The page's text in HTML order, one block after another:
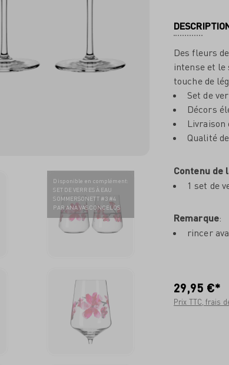
Disponible en complément:
SET DE VERRES À EAU
SOMMERSONETT #3 #4
PAR ANA VASCONCELOS
Des fleurs
intense et le
touche de
Set de
Décors
Livraison
Qualité
Contenu de
1 set de
Remarque:
rincer
29,95 €*
Prix TTC, frais